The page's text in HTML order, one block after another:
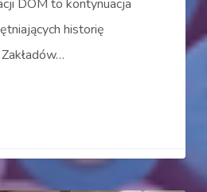
DOM to kontynuacja
historię